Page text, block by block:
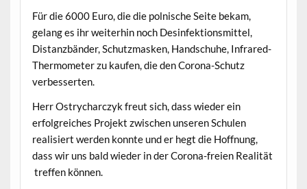
Für die 6000 Euro, die die polnische Seite bekam,
gelang es ihr weiterhin noch Desinfektionsmittel,
Distanzbänder, Schutzmasken, Handschuhe, Infrared-
Thermometer zu kaufen, die den Corona-Schutz
verbesserten.
Herr Ostrycharczyk freut sich, dass wieder ein
erfolgreiches Projekt zwischen unseren Schulen
realisiert werden konnte und er hegt die Hoffnung,
dass wir uns bald wieder in der Corona-freien Realität
treffen können.